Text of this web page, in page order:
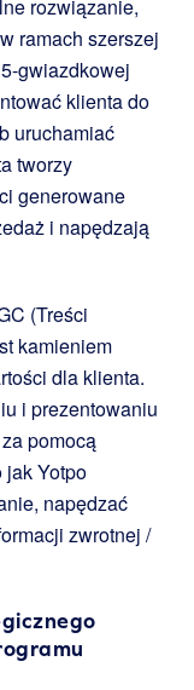
rozwiązanie,
ramach szerszej
gwiazdkowej
klienta do
uruchamiać
tworzy
generowane
i napędzają
(Treści
kamieniem
dla klienta.
i prezentowaniu
pomocą
Yotpo
napędzać
zwrotnej /